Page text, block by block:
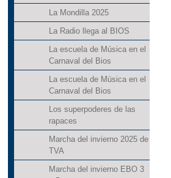
La Mondilla 2025
La Radio llega al BIOS
La escuela de Música en el
Carnaval del Bios
La escuela de Música en el
Carnaval del Bios
Los superpoderes de las
rapaces
Marcha del invierno 2025 de
TVA
Marcha del invierno EBO 3